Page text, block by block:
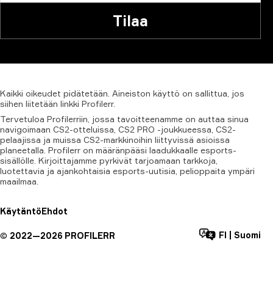
Tilaa
Kaikki oikeudet pidätetään. Aineiston käyttö on sallittua, jos
siihen liitetään linkki Profilerr.
Tervetuloa Profilerriin, jossa tavoitteenamme on auttaa sinua
navigoimaan CS2-otteluissa, CS2 PRO -joukkueessa, CS2-
pelaajissa ja muissa CS2-markkinoihin liittyvissä asioissa
planeetalla. Profilerr on määränpääsi laadukkaalle esports-
sisällölle. Kirjoittajamme pyrkivät tarjoamaan tarkkoja,
luotettavia ja ajankohtaisia esports-uutisia, pelioppaita ympäri
maailmaa.
KäytäntöEhdot
© 2022—2026 PROFILERR FI Suomi